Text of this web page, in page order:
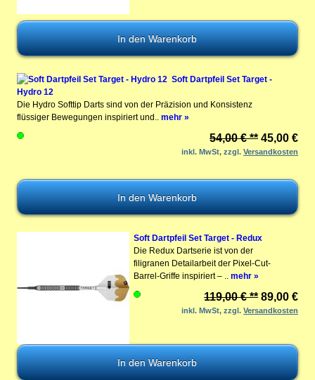
Soft Dartpfeil Set Target -
Hydro 12
Die Hydro Softtip Darts sind von der Präzision und Konsistenz
flüssiger Bewegungen inspiriert und.. mehr »
54,00 € ** 45,00 €
inkl. MwSt, zzgl.Versandkosten
Soft Dartpfeil Set Target - Redux
Die Redux Dartserie ist von der
filigranen Detailarbeit der Pixel-Cut-
Barrel-Griffe inspiriert – .. mehr »
119,00 € ** 89,00 €
inkl. MwSt, zzgl.Versandkosten